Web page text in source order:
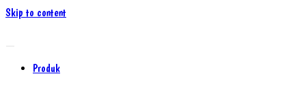
Skip to content
Produk